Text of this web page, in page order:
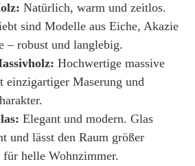
Natürlich, warm und zeitlos.
sind Modelle aus Eiche, Akazie
– robust und langlebig.
Hochwertige massive
einzigartiger Maserung und
Elegant und modern. Glas
und lässt den Raum größer
helle Wohnzimmer.